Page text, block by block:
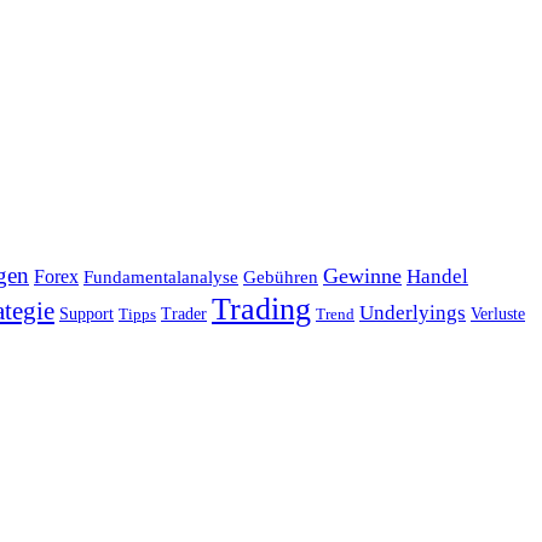
Forex Fundamentalanalyse Gebühren Gewinne Handel
Support Tipps Trader Trading Trend Underlyings Verluste